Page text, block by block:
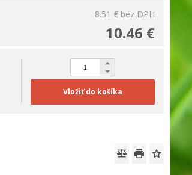
8.51 € bez DPH
10.46 €
Vložiť do košíka